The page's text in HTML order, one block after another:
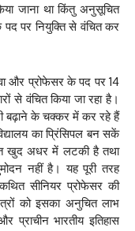
जाना था किंतु अनुसूचित
पद पर नियुक्ति से वंचित कर
और प्रोफेसर के पद पर 14
से वंचित किया जा रहा है।
बढ़ाने के चक्कर में कर रहे हैं
का प्रिंसिपल बन सकें
खुद अधर में लटकी है तथा
नहीं है। यह पूरी तरह
सीनियर प्रोफेसर की
को इसका अनुचित लाभ
प्राचीन भारतीय इतिहास